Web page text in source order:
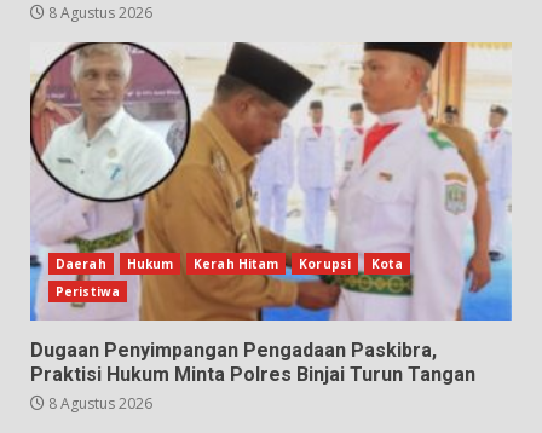
8 Agustus 2026
Daerah Hukum Kerah Hitam Korupsi
Kota
Peristiwa
Dugaan Penyimpangan Pengadaan Paskibra,
Praktisi Hukum Minta Polres Binjai Turun Tangan
8 Agustus 2026